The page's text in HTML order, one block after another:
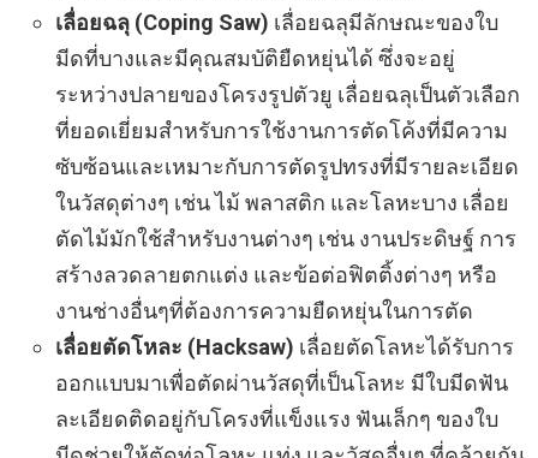
เลื่อยฉลุ (Coping Saw) เลื่อยฉลุมีลักษณะของใบ
มีดที่บางและมีคุณสมบัติยืดหยุ่นได้ ซึ่งจะอยู่
ระหว่างปลายของโครงรูปตัวยู เลื่อยฉลุเป็นตัวเลือก
ที่ยอดเยี่ยมสำหรับการใช้งานการตัดโค้งที่มีความ
ซับซ้อนและเหมาะกับการตัดรูปทรงที่มีรายละเอียด
ในวัสดุต่างๆ เช่น ไม้ พลาสติก และโลหะบาง เลื่อย
ตัดไม้มักใช้สำหรับงานต่างๆ เช่น งานประดิษฐ์ การ
สร้างลวดลายตกแต่ง และข้อต่อฟิตติ้งต่างๆ หรือ
งานช่างอื่นๆที่ต้องการความยืดหยุ่นในการตัด
เลื่อยตัดโหละ (Hacksaw) เลื่อยตัดโลหะได้รับการ
ออกแบบมาเพื่อตัดผ่านวัสดุที่เป็นโลหะ มีใบมีดฟัน
ละเอียดติดอยู่กับโครงที่แข็งแรง ฟันเล็กๆ ของใบ